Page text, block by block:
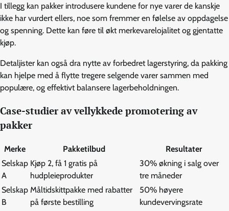
I tillegg kan pakker introdusere kundene for nye varer de kanskje
ikke har vurdert ellers, noe som fremmer en følelse av oppdagelse
og spenning. Dette kan føre til økt merkevarelojalitet og gjentatte
kjøp.
Detaljister kan også dra nytte av forbedret lagerstyring, da pakking
kan hjelpe med å flytte tregere selgende varer sammen med
populære, og effektivt balansere lagerbeholdningen.
Case-studier av vellykkede promotering av
pakker
Merke Pakketilbud
Resultater
Selskap
A
Kjøp 2, få 1 gratis på
hudpleieprodukter
30% økning i salg over
tre måneder
Selskap
B
Måltidskittpakke med rabatter
på første bestilling
50% høyere
kundevervingsrate